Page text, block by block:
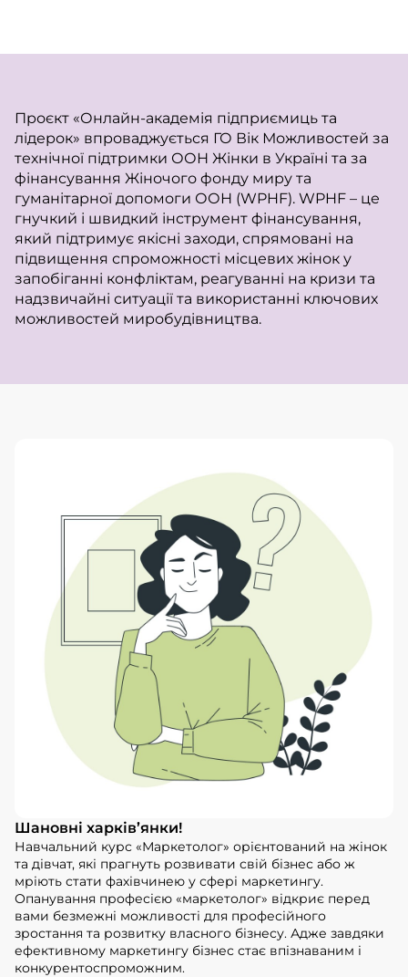
Проєкт «Онлайн-академія підприємиць та
лідерок» впроваджується ГО Вік Можливостей за
технічної підтримки ООН Жінки в Україні та за
фінансування Жіночого фонду миру та
гуманітарної допомоги ООН (WPHF). WPHF – це
гнучкий і швидкий інструмент фінансування,
який підтримує якісні заходи, спрямовані на
підвищення спроможності місцевих жінок у
запобіганні конфліктам, реагуванні на кризи та
надзвичайні ситуації та використанні ключових
можливостей миробудівництва.
Шановні харків’янки!
Навчальний курс «Маркетолог» орієнтований на жінок
та дівчат, які прагнуть розвивати свій бізнес або ж
мріють стати фахівчинею у сфері маркетингу.
Опанування професією «маркетолог» відкриє перед
вами безмежні можливості для професійного
зростання та розвитку власного бізнесу. Адже завдяки
ефективному маркетингу бізнес стає впізнаваним і
конкурентоспроможним.